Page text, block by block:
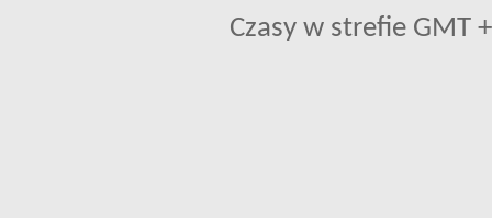
Czasy w strefie GMT